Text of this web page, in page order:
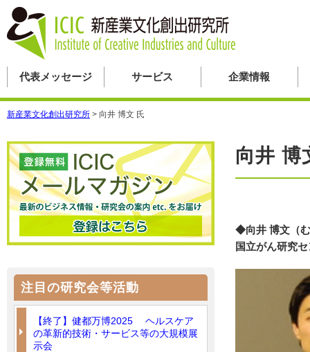
代表メッセージ サービス 企業情報
新産業文化創出研究所 > 向井 博文 氏
向井 博
◆向井 博文（
国立がん研究
注目の研究会等活動
【終了】健都万博2025 ヘルスケア
の革新的技術・サービス等の大規模展
示会